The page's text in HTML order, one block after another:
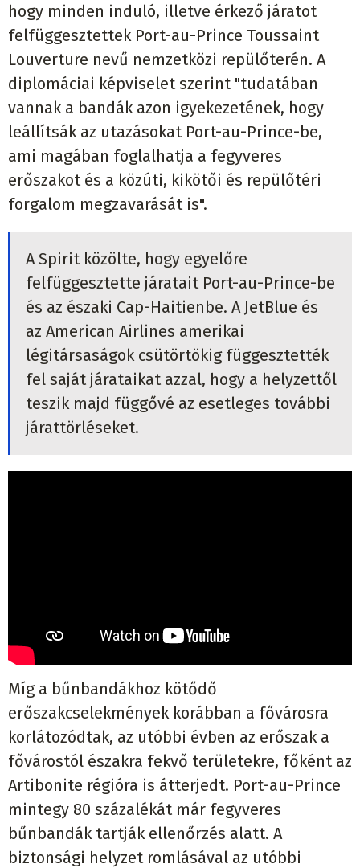
hogy minden induló, illetve érkező járatot
felfüggesztettek Port-au-Prince Toussaint
Louverture nevű nemzetközi repülőterén. A
diplomáciai képviselet szerint "tudatában
vannak a bandák azon igyekezetének, hogy
leállítsák az utazásokat Port-au-Prince-be,
ami magában foglalhatja a fegyveres
erőszakot és a közúti, kikötői és repülőtéri
forgalom megzavarását is".
A Spirit közölte, hogy egyelőre
felfüggesztette járatait Port-au-Prince-be
és az északi Cap-Haitienbe. A JetBlue és
az American Airlines amerikai
légitársaságok csütörtökig függesztették
fel saját járataikat azzal, hogy a helyzettől
teszik majd függővé az esetleges további
járattörléseket.
Míg a bűnbandákhoz kötődő
erőszakcselekmények korábban a fővárosra
korlátozódtak, az utóbbi évben az erőszak a
fővárostól északra fekvő területekre, főként az
Artibonite régióra is átterjedt. Port-au-Prince
mintegy 80 százalékát már fegyveres
bűnbandák tartják ellenőrzés alatt. A
biztonsági helyzet romlásával az utóbbi